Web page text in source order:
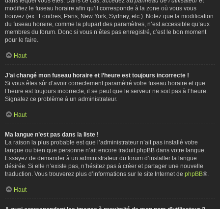
modifiez le fuseau horaire afin qu’il corresponde à la zone où vous vous
trouvez (ex : Londres, Paris, New York, Sydney, etc.). Notez que la modification
du fuseau horaire, comme la plupart des paramètres, n’est accessible qu’aux
membres du forum. Donc si vous n’êtes pas enregistré, c’est le bon moment
pour le faire.
Haut
J’ai changé mon fuseau horaire et l’heure est toujours incorrecte !
Si vous êtes sûr d’avoir correctement paramétré votre fuseau horaire et que
l’heure est toujours incorrecte, il se peut que le serveur ne soit pas à l’heure.
Signalez ce problème à un administrateur.
Haut
Ma langue n’est pas dans la liste !
La raison la plus probable est que l’administrateur n’ait pas installé votre
langue ou bien que personne n’ait encore traduit phpBB dans votre langue.
Essayez de demander à un administrateur du forum d’installer la langue
désirée. Si elle n’existe pas, n’hésitez pas à créer et partager une nouvelle
traduction. Vous trouverez plus d’informations sur le site Internet de phpBB®.
Haut